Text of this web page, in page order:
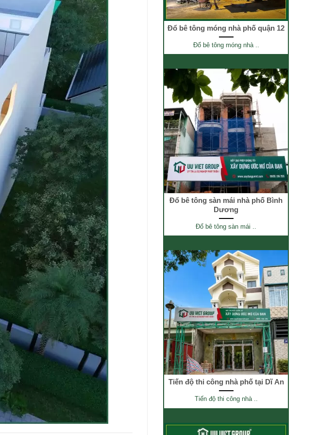
Đổ bê tông móng nhà phố quận 12
Đổ bê tông móng nhà ..
Đổ bê tông sàn mái nhà phố Bình
Dương
Đổ bê tông sàn mái ..
Tiến độ thi công nhà phố tại Dĩ An
Tiến độ thi công nhà ..